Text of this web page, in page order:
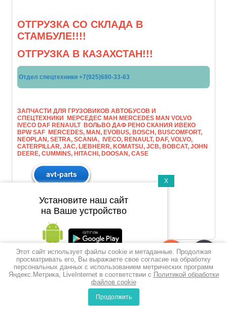
Корзина
0
ОТГРУЗКА СО СКЛАДА В
СТАМБУЛЕ!!!!
ОТГРУЗКА В КАЗАХСТАН!!!
Отдел спецтехники +7(925)680-33-63
ЗАПЧАСТИ ДЛЯ ГРУЗОВИКОВ АВТОБУСОВ И
СПЕЦТЕХНИКИ МЕРСЕДЕС МАН МERCEDES MAN VOLVO
IVECO DAF RENAULT ВОЛЬВО ДАФ РЕНО СКАНИЯ ИВЕКО
BPW SAF MERCEDES, MAN, EVOBUS, BOSCH, BUSCOMFORT,
NEOPLAN, SETRA, SCANIA, IVECO, RENAULT, DAF, VOLVO,
CATERPILLAR, JAC, LIEBHERR, KOMATSU, JCB, BOBCAT, JOHN
DEERE, CUMMINS, HITACHI, DOOSAN, CASE
Этот сайт использует файлы cookie и метаданные. Продолжая
просматривать его, Вы выражаете свое согласие на обработку
персональных данных с использованием метрических программ
Яндекс.Метрика, LiveInternet в соответствии с Политикой обработки
файлов cookie
Продолжить
X
Установите наш сайт
на Ваше устройство
Подпишитесь на рассылку
push-уведомлений
Подписаться